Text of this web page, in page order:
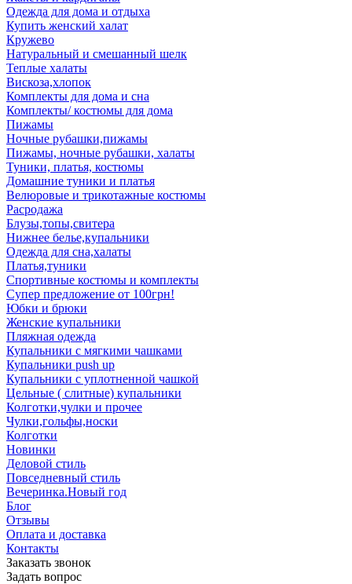
Одежда для дома и отдыха
Купить женский халат
Кружево
Натуральный и смешанный шелк
Теплые халаты
Вискоза,хлопок
Комплекты для дома и сна
Комплекты/ костюмы для дома
Пижамы
Ночные рубашки,пижамы
Пижамы, ночные рубашки, халаты
Туники, платья, костюмы
Домашние туники и платья
Велюровые и трикотажные костюмы
Расродажа
Блузы,топы,свитера
Нижнее белье,купальники
Одежда для сна,халаты
Платья,туники
Спортивные костюмы и комплекты
Супер предложение от 100грн!
Юбки и брюки
Женские купальники
Пляжная одежда
Купальники с мягкими чашками
Купальники push up
Купальники с уплотненной чашкой
Цельные ( слитные) купальники
Колготки,чулки и прочее
Чулки,гольфы,носки
Колготки
Новинки
Деловой стиль
Повседневный стиль
Вечеринка.Новый год
Блог
Отзывы
Оплата и доставка
Контакты
Заказать звонок
Задать вопрос